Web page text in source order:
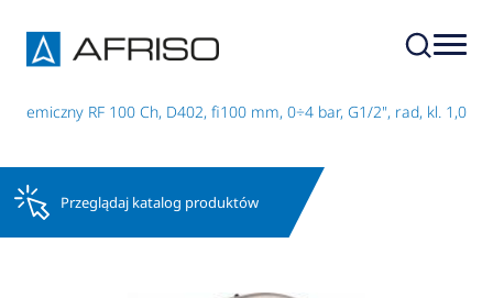
RF 100 Ch, D402, fi100 mm, 0÷4 bar, G1/2", rad, kl. 1,0
Przeglądaj katalog produktów